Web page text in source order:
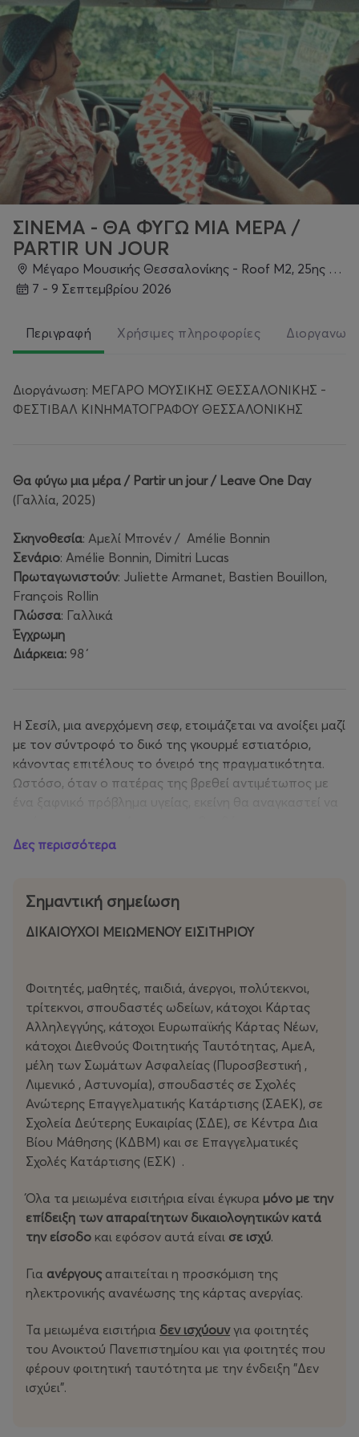
ΣΙΝΕΜΑ - ΘΑ ΦΥΓΩ ΜΙΑ ΜΕΡΑ /
PARTIR UN JOUR
Μέγαρο Μουσικής Θεσσαλονίκης - Roof M2, 25ης Μαρτίου & Παραλία, Θεσσαλονίκη
7 - 9 Σεπτεμβρίου 2026
Περιγραφή Χρήσιμες πληροφορίες
Διοργάνωση: ΜΕΓΑΡΟ ΜΟΥΣΙΚΗΣ ΘΕΣΣΑΛΟΝΙΚΗΣ -
ΦΕΣΤΙΒΑΛ ΚΙΝΗΜΑΤΟΓΡΑΦΟΥ ΘΕΣΣΑΛΟΝΙΚΗΣ
Θα φύγω μια μέρα / Partir un jour / Leave One Day
(Γαλλία, 2025)
Σκηνοθεσία: Αμελί Μπονέν / Amélie Bonnin
Σενάριο: Amélie Bonnin, Dimitri Lucas
Πρωταγωνιστούν: Juliette Armanet, Bastien Bouillon,
François Rollin
Γλώσσα: Γαλλικά
Έγχρωμη
Διάρκεια: 98΄
Η Σεσίλ, μια ανερχόμενη σεφ, ετοιμάζεται να ανοίξει μαζί
με τον σύντροφό το δικό της γκουρμέ εστιατόριο,
κάνοντας επιτέλους το όνειρό της πραγματικότητα.
Ωστόσο, όταν ο πατέρας της βρεθεί αντιμέτωπος με
ένα ξαφνικό πρόβλημα υγείας, εκείνη θα αναγκαστεί να
παραδοσιακή ταβέρνα της οικογένειας. Επιστρέφοντας
εφηβικό της έρωτα και, καθώς οι αναμνήσεις την
Δες περισσότερα
Σημαντική σημείωση
ΔIKAIOYXOI ΜΕΙΩΜΕΝΟΥ ΕΙΣΙΤΗΡΙΟΥ
Φοιτητές, μαθητές, παιδιά, άνεργοι, πολύτεκνοι,
τρίτεκνοι, σπουδαστές ωδείων, κάτοχοι Κάρτας
Αλληλεγγύης, κάτοχοι Ευρωπαϊκής Κάρτας Νέων,
κάτοχοι Διεθνούς Φοιτητικής Ταυτότητας, ΑμεΑ,
μέλη των Σωμάτων Ασφαλείας (Πυροσβεστική ,
Λιμενικό , Αστυνομία), σπουδαστές σε Σχολές
Ανώτερης Επαγγελματικής Κατάρτισης (ΣΑΕΚ), σε
Σχολεία Δεύτερης Ευκαιρίας (ΣΔΕ), σε Κέντρα Δια
Βίου Μάθησης (ΚΔΒΜ) και σε Επαγγελματικές
Σχολές Κατάρτισης (ΕΣΚ) .
Όλα τα μειωμένα εισιτήρια είναι έγκυρα μόνο με την
επίδειξη των απαραίτητων δικαιολογητικών κατά
την είσοδο και εφόσον αυτά είναι σε ισχύ.
Για ανέργους απαιτείται η προσκόμιση της
ηλεκτρονικής ανανέωσης της κάρτας ανεργίας.
Τα μειωμένα εισιτήρια δεν ισχύουνγια φοιτητές
του Ανοικτού Πανεπιστημίου και για φοιτητές που
φέρουν φοιτητική ταυτότητα με την ένδειξη "Δεν
ισχύει".